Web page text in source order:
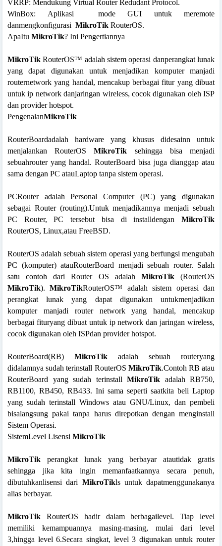
VRRP: Mendukung Virtual Router Redudant Protocol.
WinBox: Aplikasi
mode GUI untuk meremote
danmengkonfigurasi MikroTik RouterOS.
ApaItu MikroTik? Ini Pengertiannya
MikroTik RouterOS™ adalah sistem operasi danperangkat lunak
yang dapat digunakan untuk menjadikan komputer manjadi
routernetwork yang handal, mencakup berbagai fitur yang dibuat
untuk ip network danjaringan wireless, cocok digunakan oleh ISP
dan provider hotspot.
PengenalanMikroTik
RouterBoardadalah hardware yang khusus didesainn untuk
menjalankan RouterOSMikroTik sehingga bisa menjadi
sebuahrouter yang handal. RouterBoard bisa juga dianggap atau
sama dengan PC atauLaptop tanpa sistem operasi.
PCRouter adalah Personal Computer (PC) yang digunakan
sebagai Router (routing).Untuk menjadikannya menjadi sebuah
PC Router, PC tersebut bisa di installdengan MikroTik
RouterOS, Linux,atau FreeBSD.
RouterOS adalah sebuah sistem operasi yang berfungsi mengubah
PC (komputer) atauRouterBoard menjadi sebuah router. Salah
satu contoh dari Router OS adalah MikroTik(RouterOS
MikroTik).MikroTikRouterOS™ adalah sistem operasi dan
perangkat lunak yang dapat digunakan untukmenjadikan
komputer manjadi router network yang handal, mencakup
berbagai fituryang dibuat untuk ip network dan jaringan wireless,
cocok digunakan oleh ISPdan provider hotspot.
RouterBoard(RB) MikroTik adalah sebuah routeryang
didalamnya sudah terinstall RouterOS MikroTik.Contoh RB atau
RouterBoard yang sudah terinstall MikroTik adalah RB750,
RB1100, RB450, RB433. Ini sama seperti saatkita beli Laptop
yang sudah terinstall Windows atau GNU/Linux, dan pembeli
bisalangsung pakai tanpa harus direpotkan dengan menginstall
Sistem Operasi.
SistemLevel Lisensi MikroTik
MikroTik perangkat lunak yang berbayar atautidak gratis
sehingga jika kita ingin memanfaatkannya secara penuh,
dibutuhkanlisensi dari MikroTikls untuk dapatmenggunakanya
alias berbayar.
MikroTik RouterOS hadir dalam berbagailevel. Tiap level
memiliki kemampuannya masing-masing, mulai dari level
3,hingga level 6.Secara singkat, level 3 digunakan untuk router